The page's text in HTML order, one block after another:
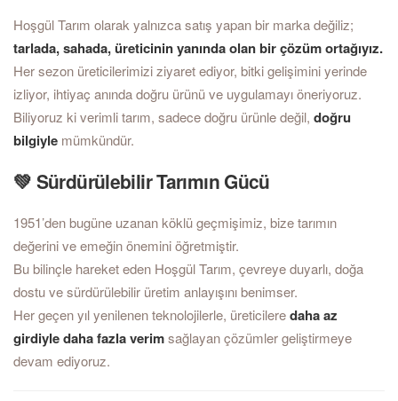
Hoşgül Tarım olarak yalnızca satış yapan bir marka değiliz;
tarlada, sahada, üreticinin yanında olan bir çözüm ortağıyız.
Her sezon üreticilerimizi ziyaret ediyor, bitki gelişimini yerinde
izliyor, ihtiyaç anında doğru ürünü ve uygulamayı öneriyoruz.
Biliyoruz ki verimli tarım, sadece doğru ürünle değil, doğru
bilgiyle mümkündür.
💚 Sürdürülebilir Tarımın Gücü
1951’den bugüne uzanan köklü geçmişimiz, bize tarımın
değerini ve emeğin önemini öğretmiştir.
Bu bilinçle hareket eden Hoşgül Tarım, çevreye duyarlı, doğa
dostu ve sürdürülebilir üretim anlayışını benimser.
Her geçen yıl yenilenen teknolojilerle, üreticileredaha az
girdiyle daha fazla verimsağlayan çözümler geliştirmeye
devam ediyoruz.